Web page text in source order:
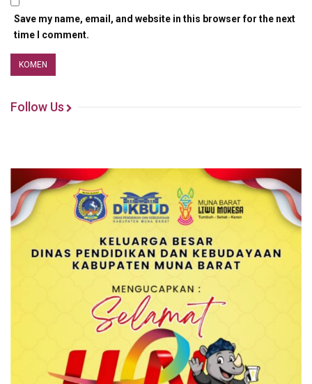
Save my name, email, and website in this browser for the next
time I comment.
Follow Us